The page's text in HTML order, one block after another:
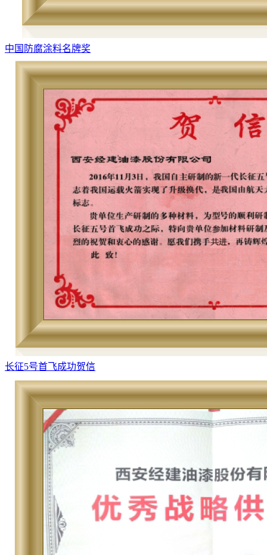
中国防腐涂料名牌奖
长征5号首飞成功贺信